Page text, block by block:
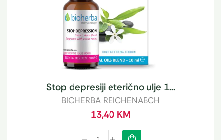
Stop depresiji eterično ulje 1...
BIOHERBA REICHENABCH
13,40 KM